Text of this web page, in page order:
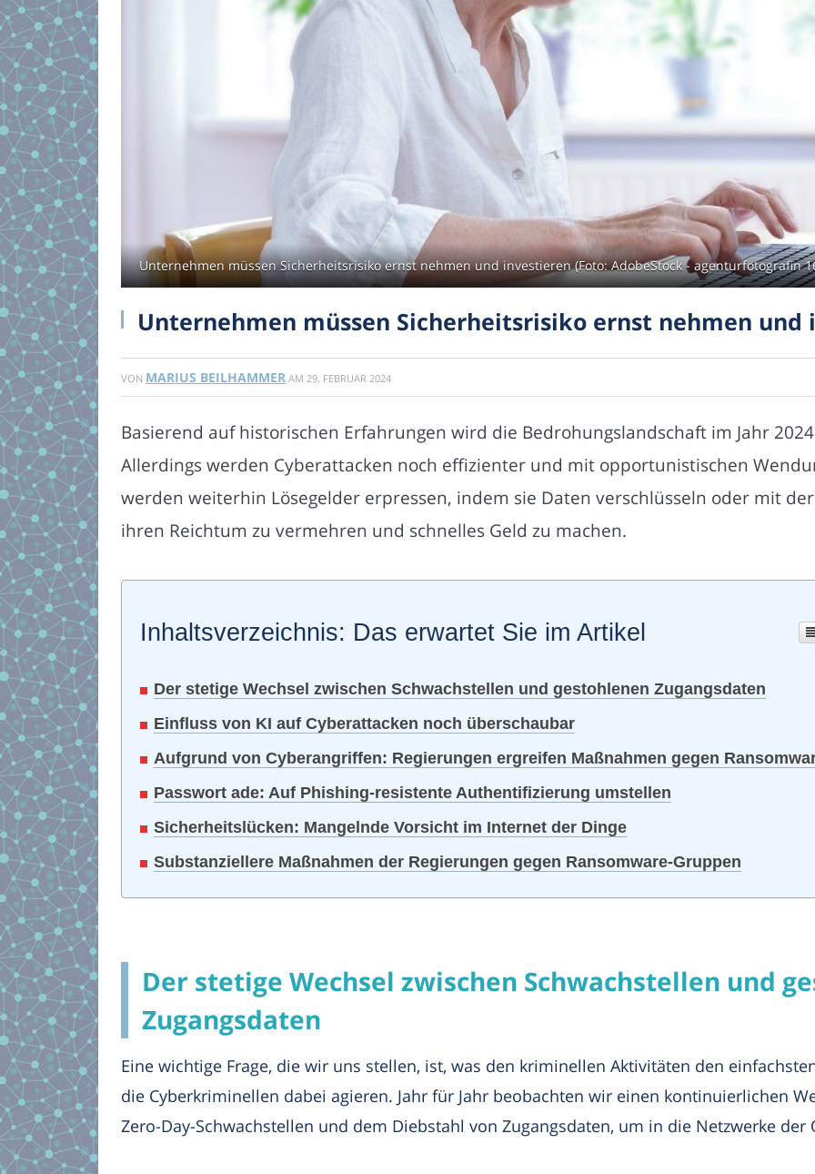
Unternehmen müssen Sicherheitsrisiko ernst nehmen und investieren (Foto: AdobeStock - agenturfotografin
Unternehmen müssen Sicherheitsrisiko ernst nehmen und
VON MARIUS BEILHAMMER AM 29. FEBRUAR 2024
Basierend auf historischen Erfahrungen wird die Bedrohungslandschaft im Jahr
Allerdings werden Cyberattacken noch effizienter und mit opportunistischen
werden weiterhin Lösegelder erpressen, indem sie Daten verschlüsseln oder mit
ihren Reichtum zu vermehren und schnelles Geld zu machen.
Inhaltsverzeichnis: Das erwartet Sie im Artikel
Der stetige Wechsel zwischen Schwachstellen und gestohlenen Zugangsdaten
Einfluss von KI auf Cyberattacken noch überschaubar
Aufgrund von Cyberangriffen: Regierungen ergreifen Maßnahmen gegen
Passwort ade: Auf Phishing-resistente Authentifizierung umstellen
Sicherheitslücken: Mangelnde Vorsicht im Internet der Dinge
Substanziellere Maßnahmen der Regierungen gegen Ransomware-Gruppen
Der stetige Wechsel zwischen Schwachstellen und
Zugangsdaten
Eine wichtige Frage, die wir uns stellen, ist, was den kriminellen Aktivitäten den
die Cyberkriminellen dabei agieren. Jahr für Jahr beobachten wir einen kontinuierlichen
Zero-Day-Schwachstellen und dem Diebstahl von Zugangsdaten, um in die Netzwerke der